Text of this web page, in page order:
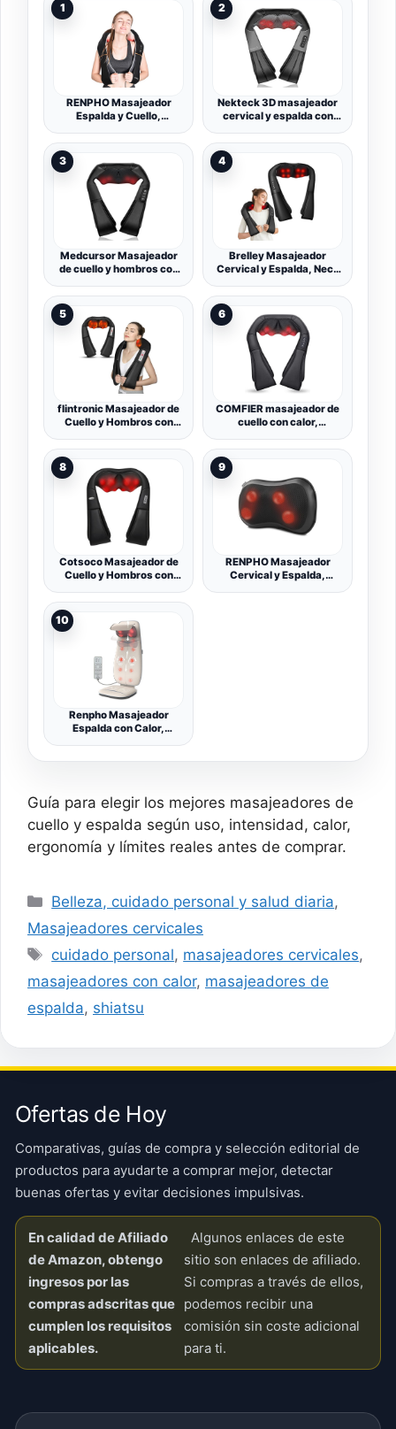
1
RENPHO Masajeador
Espalda y Cuello,
Neck Massager
2
Nekteck 3D masajeador
cervical y espalda con
tejido profundo
masajeador cervical,
hombro, espalda y
masajeador de cuello
Para uso en el
hogar/oficinas/automóvil
es (Negro)
3
Medcursor Masajeador
de cuello y hombros con
masaje Shiatsu de tejido
espalda, piernas, alivio
del dolor muscular
corporal, hogar, oficina
(negro)
4
Brelley Masajeador
Cervical y Espalda, Neck
5
flintronic Masajeador de
Cuello y Hombros con
Masajeador Cervical y
Espalda, 3D Masaje de
Amasamiento Giratorio, 3
Posiciones Ajustables
para Relajación de Fatiga
el Hogar y la Oficina
6
COMFIER masajeador de
cuello con calor,
experto amasando
masajeador para el cuello,
espalda, piernas, hombro,
masajeadores Shiatsu
para la oficina en casa,
regalos para hombres,
8
Cotsoco Masajeador de
Cuello y Hombros con
Masajeador Cervical y
Espalda, 3D Masaje de
amasamiento giratorio,
Velocidad Ajustable -
regalos originales
mujer/hombre, Gris
(B0BYYLTS5P)
9
RENPHO Masajeador
Cervical y Espalda,
10
Renpho Masajeador
Espalda con Calor,
Asiento, Silla de Masaje
para Toda la Espalda,
Cintura, Caderas - Beige
Guía para elegir los mejores masajeadores de
cuello y espalda según uso, intensidad, calor,
ergonomía y límites reales antes de comprar.
Categorías
Belleza, cuidado personal y salud diaria,
Masajeadores cervicales
Etiquetas
cuidado personal, masajeadores cervicales,
masajeadores con calor, masajeadores de
espalda, shiatsu
Ofertas de Hoy
Comparativas, guías de compra y selección editorial de
productos para ayudarte a comprar mejor, detectar
buenas ofertas y evitar decisiones impulsivas.
En calidad de Afiliado
de Amazon, obtengo
ingresos por las
compras adscritas que
cumplen los requisitos
aplicables.
Algunos enlaces de este
sitio son enlaces de afiliado.
Si compras a través de ellos,
podemos recibir una
comisión sin coste adicional
para ti.